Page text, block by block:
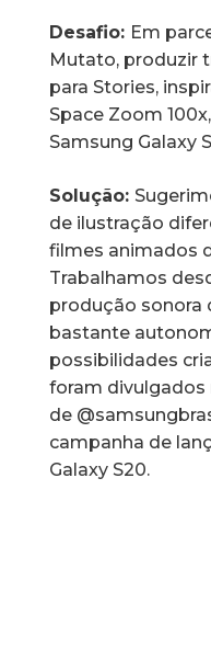
Desafio: Em
Mutato, produzir
para Stories,
Space Zoom
Samsung Galaxy
Solução:
de ilustração
filmes animados
Trabalhamos
produção sonora
bastante
possibilidades
foram divulgados
de
campanha de
Galaxy S20.